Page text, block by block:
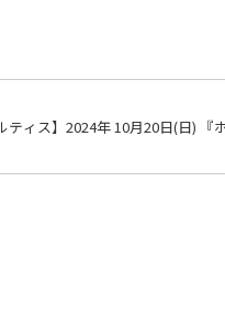
ティス】2024年 10月20日(日) 『